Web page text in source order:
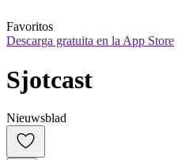
Favoritos
Descarga gratuita en la App Store
Sjotcast
Nieuwsblad